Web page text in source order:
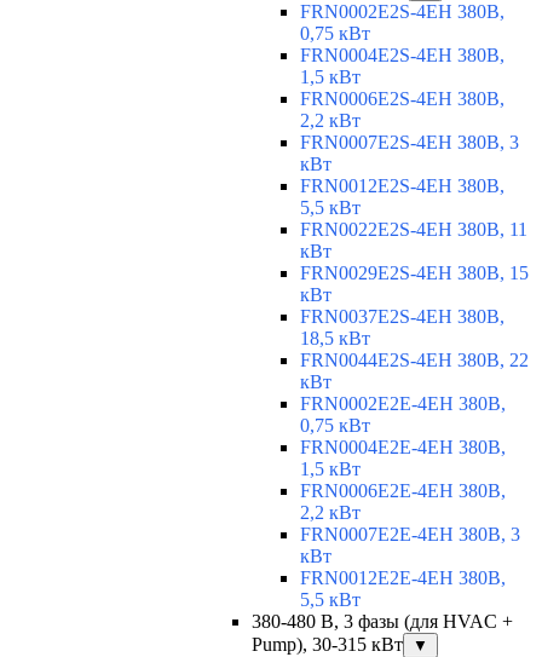
FRN0002E2S-4EH 380В,
0,75 кВт
FRN0004E2S-4EH 380В,
1,5 кВт
FRN0006E2S-4EH 380В,
2,2 кВт
FRN0007E2S-4EH 380В, 3
кВт
FRN0012E2S-4EH 380В,
5,5 кВт
FRN0022E2S-4EH 380В, 11
кВт
FRN0029E2S-4EH 380В, 15
кВт
FRN0037E2S-4EH 380В,
18,5 кВт
FRN0044E2S-4EH 380В, 22
кВт
FRN0002E2E-4EH 380В,
0,75 кВт
FRN0004E2E-4EH 380В,
1,5 кВт
FRN0006E2E-4EH 380В,
2,2 кВт
FRN0007E2E-4EH 380В, 3
кВт
FRN0012E2E-4EH 380В,
5,5 кВт
380-480 В, 3 фазы (для HVAC +
Pump), 30-315 кВт
▼